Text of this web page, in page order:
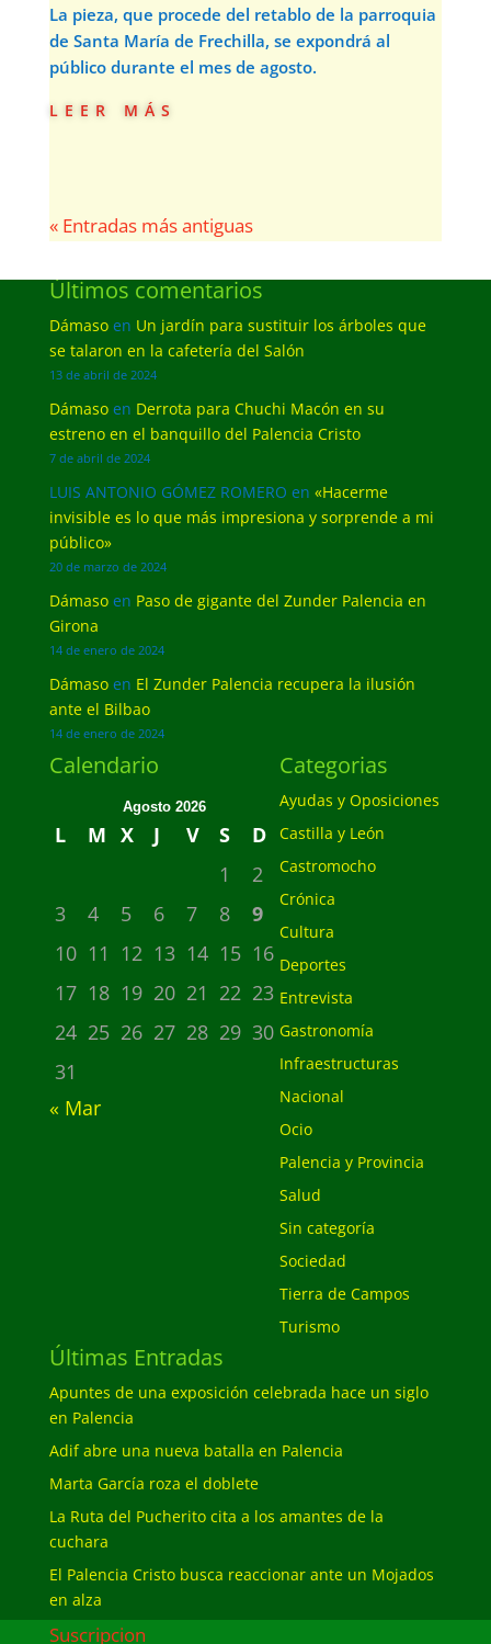
La pieza, que procede del retablo de la parroquia
de Santa María de Frechilla, se expondrá al
público durante el mes de agosto.
leer más
« Entradas más antiguas
Últimos comentarios
Dámasoen Un jardín para sustituir los árboles que
se talaron en la cafetería del Salón
13 de abril de 2024
Dámasoen Derrota para Chuchi Macón en su
estreno en el banquillo del Palencia Cristo
7 de abril de 2024
LUIS ANTONIO GÓMEZ ROMERO en «Hacerme
invisible es lo que más impresiona y sorprende a mi
público»
20 de marzo de 2024
Dámasoen Paso de gigante del Zunder Palencia en
Girona
14 de enero de 2024
Dámasoen El Zunder Palencia recupera la ilusión
ante el Bilbao
14 de enero de 2024
Calendario
Agosto 2026
L M X J V S
D
1
2
3
4 5 6 7 8
9
10 11 12 13 14 15 16
17 18 19 20 21 22 23
24 25 26 27 28 29 30
31
« Mar
Categorias
Ayudas y Oposiciones
Castilla y León
Castromocho
Crónica
Cultura
Deportes
Entrevista
Gastronomía
Infraestructuras
Nacional
Ocio
Palencia y Provincia
Salud
Sin categoría
Sociedad
Tierra de Campos
Turismo
Últimas Entradas
Apuntes de una exposición celebrada hace un siglo
en Palencia
Adif abre una nueva batalla en Palencia
Marta García roza el doblete
La Ruta del Pucherito cita a los amantes de la
cuchara
El Palencia Cristo busca reaccionar ante un Mojados
en alza
Suscripcion